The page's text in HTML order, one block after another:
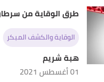
طرق الوقاية من
الوقاية والكشف المبكر
هبة شريم
01 أغسطس 2021